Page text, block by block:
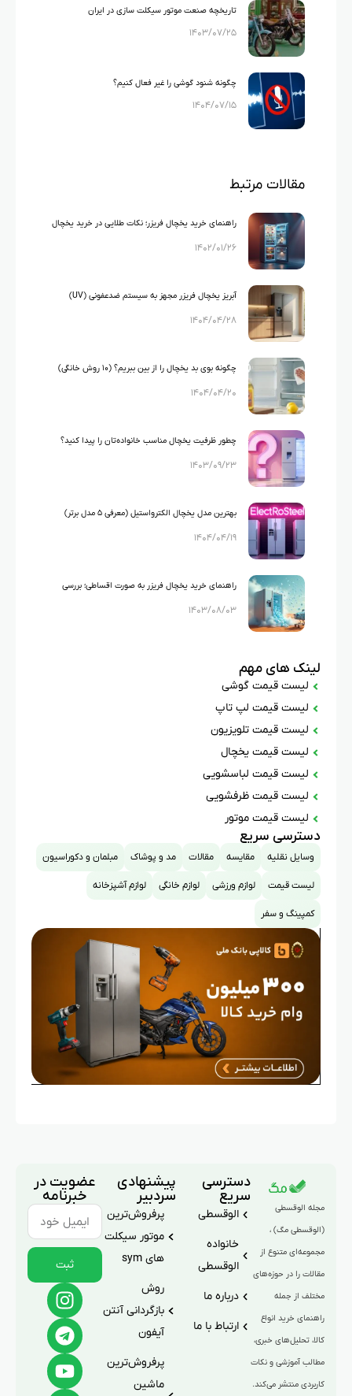
تاریخچه صنعت موتور سیکلت سازی در ایران
۱۴۰۳/۰۷/۲۵
چگونه شنود گوشی را غیر فعال کنیم؟
۱۴۰۴/۰۷/۱۵
مقالات مرتبط
راهنمای خرید یخچال فریزر؛ نکات طلایی در خرید یخچال
فریزر
۱۴۰۲/۰۱/۲۶
آبریز یخچال فریزر مجهز به سیستم ضدعفونی (UV)
۱۴۰۴/۰۴/۲۸
چگونه بوی بد یخچال را از بین ببریم؟ (۱۰ روش خانگی)
۱۴۰۴/۰۴/۲۰
چطور ظرفیت یخچال مناسب خانواده‌تان را پیدا کنید؟
۱۴۰۳/۰۹/۲۳
بهترین مدل یخچال الکترواستیل (معرفی ۵ مدل برتر)
۱۴۰۴/۰۴/۱۹
راهنمای خرید یخچال فریزر به صورت اقساطی؛ بررسی
نکات مهم
۱۴۰۳/۰۸/۰۳
لینک های مهم
لیست قیمت گوشی
لیست قیمت لپ تاپ
لیست قیمت تلویزیون
لیست قیمت یخچال
لیست قیمت لباسشویی
لیست قیمت ظرفشویی
لیست قیمت موتور
دسترسی سریع
وسایل نقلیه مقایسه مقالات مد و پوشاک مبلمان و دکوراسیون
لیست قیمت لوازم ورزشی لوازم خانگی لوازم آشپزخانه
کمپینگ و سفر
مجله الوقسطی
(الوقسطی مگ) ،
مجموعه‌ای متنوع از
مقالات را در حوزه‌های
مختلف از جمله
راهنمای خرید انواع
کالا، تحلیل‌های خبری،
مطالب آموزشی و نکات
کاربردی منتشر می‌کند.
دسترسی
سریع
الوقسطی
خانواده
الوقسطی
درباره ما
ارتباط با ما
پیشنهادی
سردبیر
پرفروش‌ترین
موتور سیکلت
های sym
روش
بازگردانی آنتن
آیفون
پرفروش‌ترین
ماشین
عضویت در
خبرنامه
ثبت